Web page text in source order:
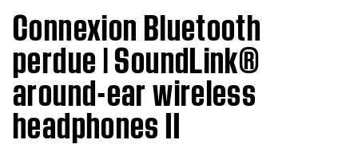
Connexion Bluetooth
perdue | SoundLink®
around-ear wireless
headphones II